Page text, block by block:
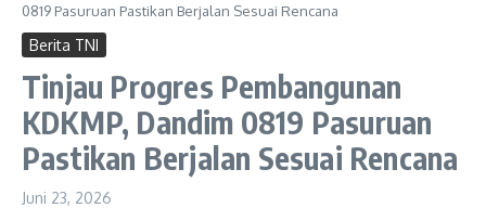
0819 Pasuruan Pastikan Berjalan Sesuai Rencana
Berita TNI
Tinjau Progres Pembangunan
KDKMP, Dandim 0819 Pasuruan
Pastikan Berjalan Sesuai Rencana
Juni 23, 2026